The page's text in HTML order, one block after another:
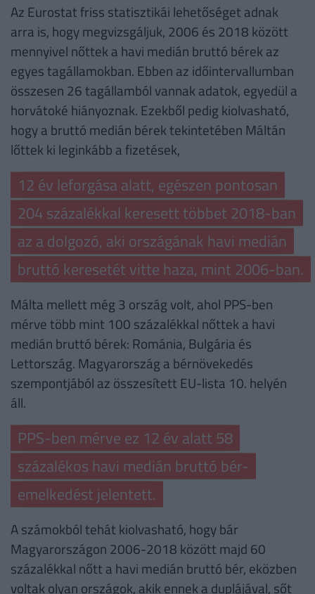
Az Eurostat friss statisztikái lehetőséget adnak
arra is, hogy megvizsgáljuk, 2006 és 2018 között
mennyivel nőttek a havi medián bruttó bérek az
egyes tagállamokban. Ebben az időintervallumban
összesen 26 tagállamból vannak adatok, egyedül a
horvátoké hiányoznak. Ezekből pedig kiolvasható,
hogy a bruttó medián bérek tekintetében Máltán
lőttek ki leginkább a fizetések,
12 év leforgása alatt, egészen pontosan
204 százalékkal keresett többet 2018-ban
az a dolgozó, aki országának havi medián
bruttó keresetét vitte haza, mint 2006-ban.
Málta mellett még 3 ország volt, ahol PPS-ben
mérve több mint 100 százalékkal nőttek a havi
medián bruttó bérek: Románia, Bulgária és
Lettország. Magyarország a bérnövekedés
szempontjából az összesített EU-lista 10. helyén
áll.
PPS-ben mérve ez 12 év alatt 58
százalékos havi medián bruttó bér-
emelkedést jelentett.
A számokból tehát kiolvasható, hogy bár
Magyarországon 2006-2018 között majd 60
százalékkal nőtt a havi medián bruttó bér, eközben
voltak olyan országok, akik ennek a duplájával, sőt